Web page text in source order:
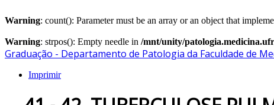
Warning: count(): Parameter must be an array or an object that
Warning: strpos(): Empty needle in /mnt/unity/
Graduação - Departamento de Patologia da Faculdade de
Imprimir